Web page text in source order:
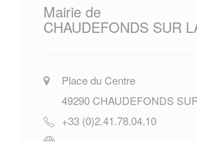
Mairie de
CHAUDEFONDS SUR
Place du Centre
49290CHAUDEFONDS
+33 (0)2.41.78.04.10